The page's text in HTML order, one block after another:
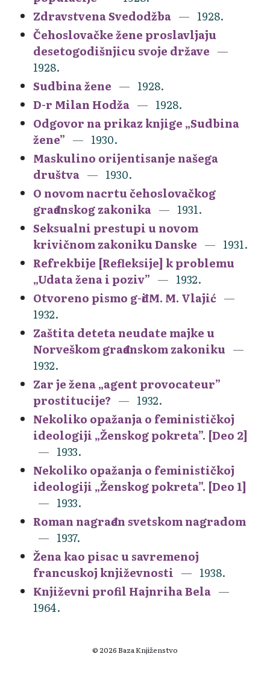
Zdravstvena Svedodžba
1928.
Čehoslovačke žene proslavljaju
desetogodišnjicu svoje države
1928.
Sudbina žene
1928.
D-r Milan Hodža
1928.
Odgovor na prikaz knjige „Sudbina
žene”
1930.
Maskulino orijentisanje našega
društva
1930.
O novom nacrtu čehoslovačkog
građanskog zakonika
1931.
Seksualni prestupi u novom
krivičnom zakoniku Danske
1931.
Refrekbije [Refleksije] k problemu
„Udata žena i poziv”
1932.
Otvoreno pismo g-đi M. M. Vlajić
1932.
Zaštita deteta neudate majke u
Norveškom građanskom zakoniku
1932.
Zar je žena „agent provocateur”
prostitucije?
1932.
Nekoliko opažanja o feminističkoj
ideologiji „Ženskog pokreta”. [Deo 2]
1933.
Nekoliko opažanja o feminističkoj
ideologiji „Ženskog pokreta”. [Deo 1]
1933.
Roman nagrađen svetskom nagradom
1937.
Žena kao pisac u savremenoj
francuskoj književnosti
1938.
Književni profil Hajnriha Bela
1964.
© 2026 Baza Knjiženstvo